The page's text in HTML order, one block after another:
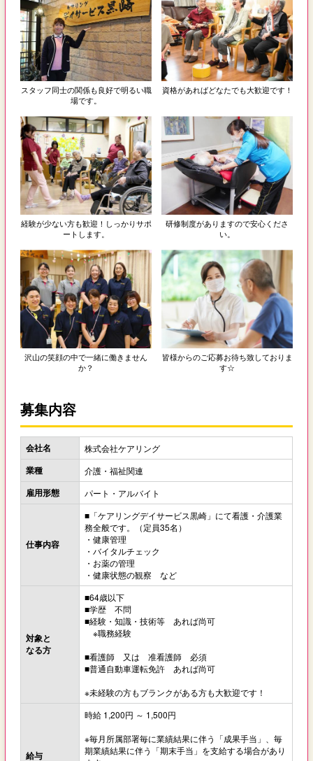
スタッフ同士の関係も良好で明るい職
場です。
資格があればどなたでも大歓迎です！
経験が少ない方も歓迎！しっかりサポ
ートします。
研修制度がありますので安心くださ
い。
沢山の笑顔の中で一緒に働きません
か？
皆様からのご応募お待ち致しておりま
す☆
募集内容
会社名 株式会社ケアリング
業種 介護・福祉関連
雇用形態 パート・アルバイト
仕事内容
■「ケアリングデイサービス黒崎」にて看護・介護業
務全般です。（定員35名）
・健康管理
・バイタルチェック
・お薬の管理
・健康状態の観察 など
対象と
なる方
■64歳以下
■学歴 不問
■経験・知識・技術等 あれば尚可
※職務経験
■看護師 又は 准看護師 必須
■普通自動車運転免許 あれば尚可
※未経験の方もブランクがある方も大歓迎です！
給与
時給 1,200円 ～ 1,500円
※毎月所属部署毎に業績結果に伴う「成果手当」、毎
期業績結果に伴う「期末手当」を支給する場合があり